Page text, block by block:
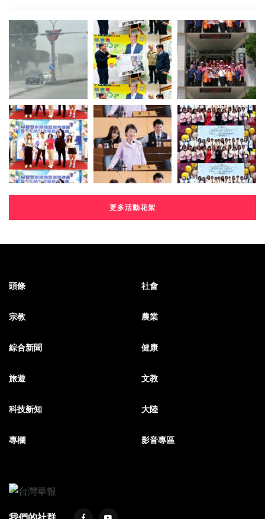
更多活動花絮
頭條 社會
宗教 農業
綜合新聞 健康
旅遊 文教
科技新知 大陸
專欄 影音專區